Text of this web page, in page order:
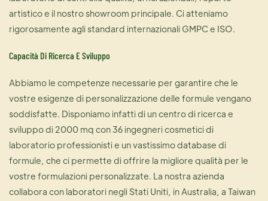
artistico e il nostro showroom principale. Ci atteniamo
rigorosamente agli standard internazionali GMPC e ISO.
Capacità Di Ricerca E Sviluppo
Abbiamo le competenze necessarie per garantire che le
vostre esigenze di personalizzazione delle formule vengano
soddisfatte. Disponiamo infatti di un centro di ricerca e
sviluppo di 2000 mq con 36 ingegneri cosmetici di
laboratorio professionisti e un vastissimo database di
formule, che ci permette di offrire la migliore qualità per le
vostre formulazioni personalizzate. La nostra azienda
collabora con laboratori negli Stati Uniti, in Australia, a Taiwan